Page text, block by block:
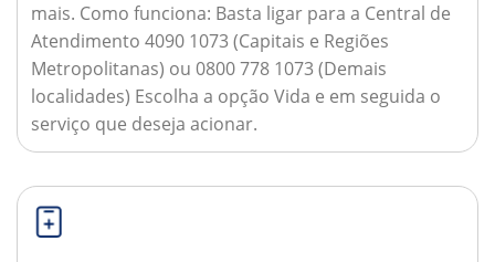
mais. Como funciona: Basta ligar para a Central de
Atendimento 4090 1073 (Capitais e Regiões
Metropolitanas) ou 0800 778 1073 (Demais
localidades) Escolha a opção Vida e em seguida o
serviço que deseja acionar.